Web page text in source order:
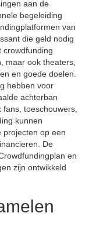
aan de
begeleiding
van
die geld nodig
crowdfunding
maar ook theaters,
en goede doelen.
hebben voor
achterban
toeschouwers,
kunnen
projecten op een
De
en
zijn ontwikkeld